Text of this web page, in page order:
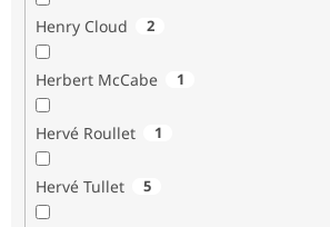
Henry Cloud 2
Herbert McCabe 1
Hervé Roullet 1
Hervé Tullet 5